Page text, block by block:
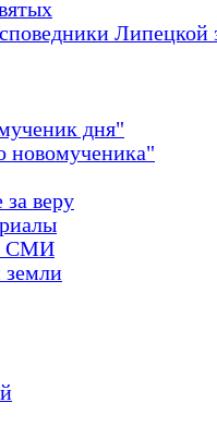
Липецкой
дня"
новомученика"
веру
СМИ
земли